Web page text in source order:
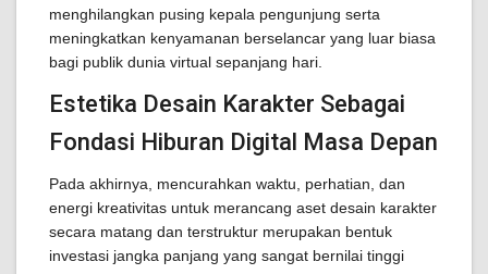
menghilangkan pusing kepala pengunjung serta
meningkatkan kenyamanan berselancar yang luar biasa
bagi publik dunia virtual sepanjang hari.
Estetika Desain Karakter Sebagai
Fondasi Hiburan Digital Masa Depan
Pada akhirnya, mencurahkan waktu, perhatian, dan
energi kreativitas untuk merancang aset desain karakter
secara matang dan terstruktur merupakan bentuk
investasi jangka panjang yang sangat bernilai tinggi